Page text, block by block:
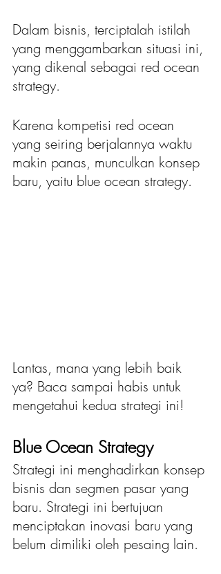
Dalam bisnis, terciptalah istilah
yang menggambarkan situasi ini,
yang dikenal sebagai red ocean
strategy.
Karena kompetisi red ocean
yang seiring berjalannya waktu
makin panas, munculkan konsep
baru, yaitu blue ocean strategy.
Lantas, mana yang lebih baik
ya? Baca sampai habis untuk
mengetahui kedua strategi ini!
Blue Ocean Strategy
Strategi ini menghadirkan konsep
bisnis dan segmen pasar yang
baru. Strategi ini bertujuan
menciptakan inovasi baru yang
belum dimiliki oleh pesaing lain.